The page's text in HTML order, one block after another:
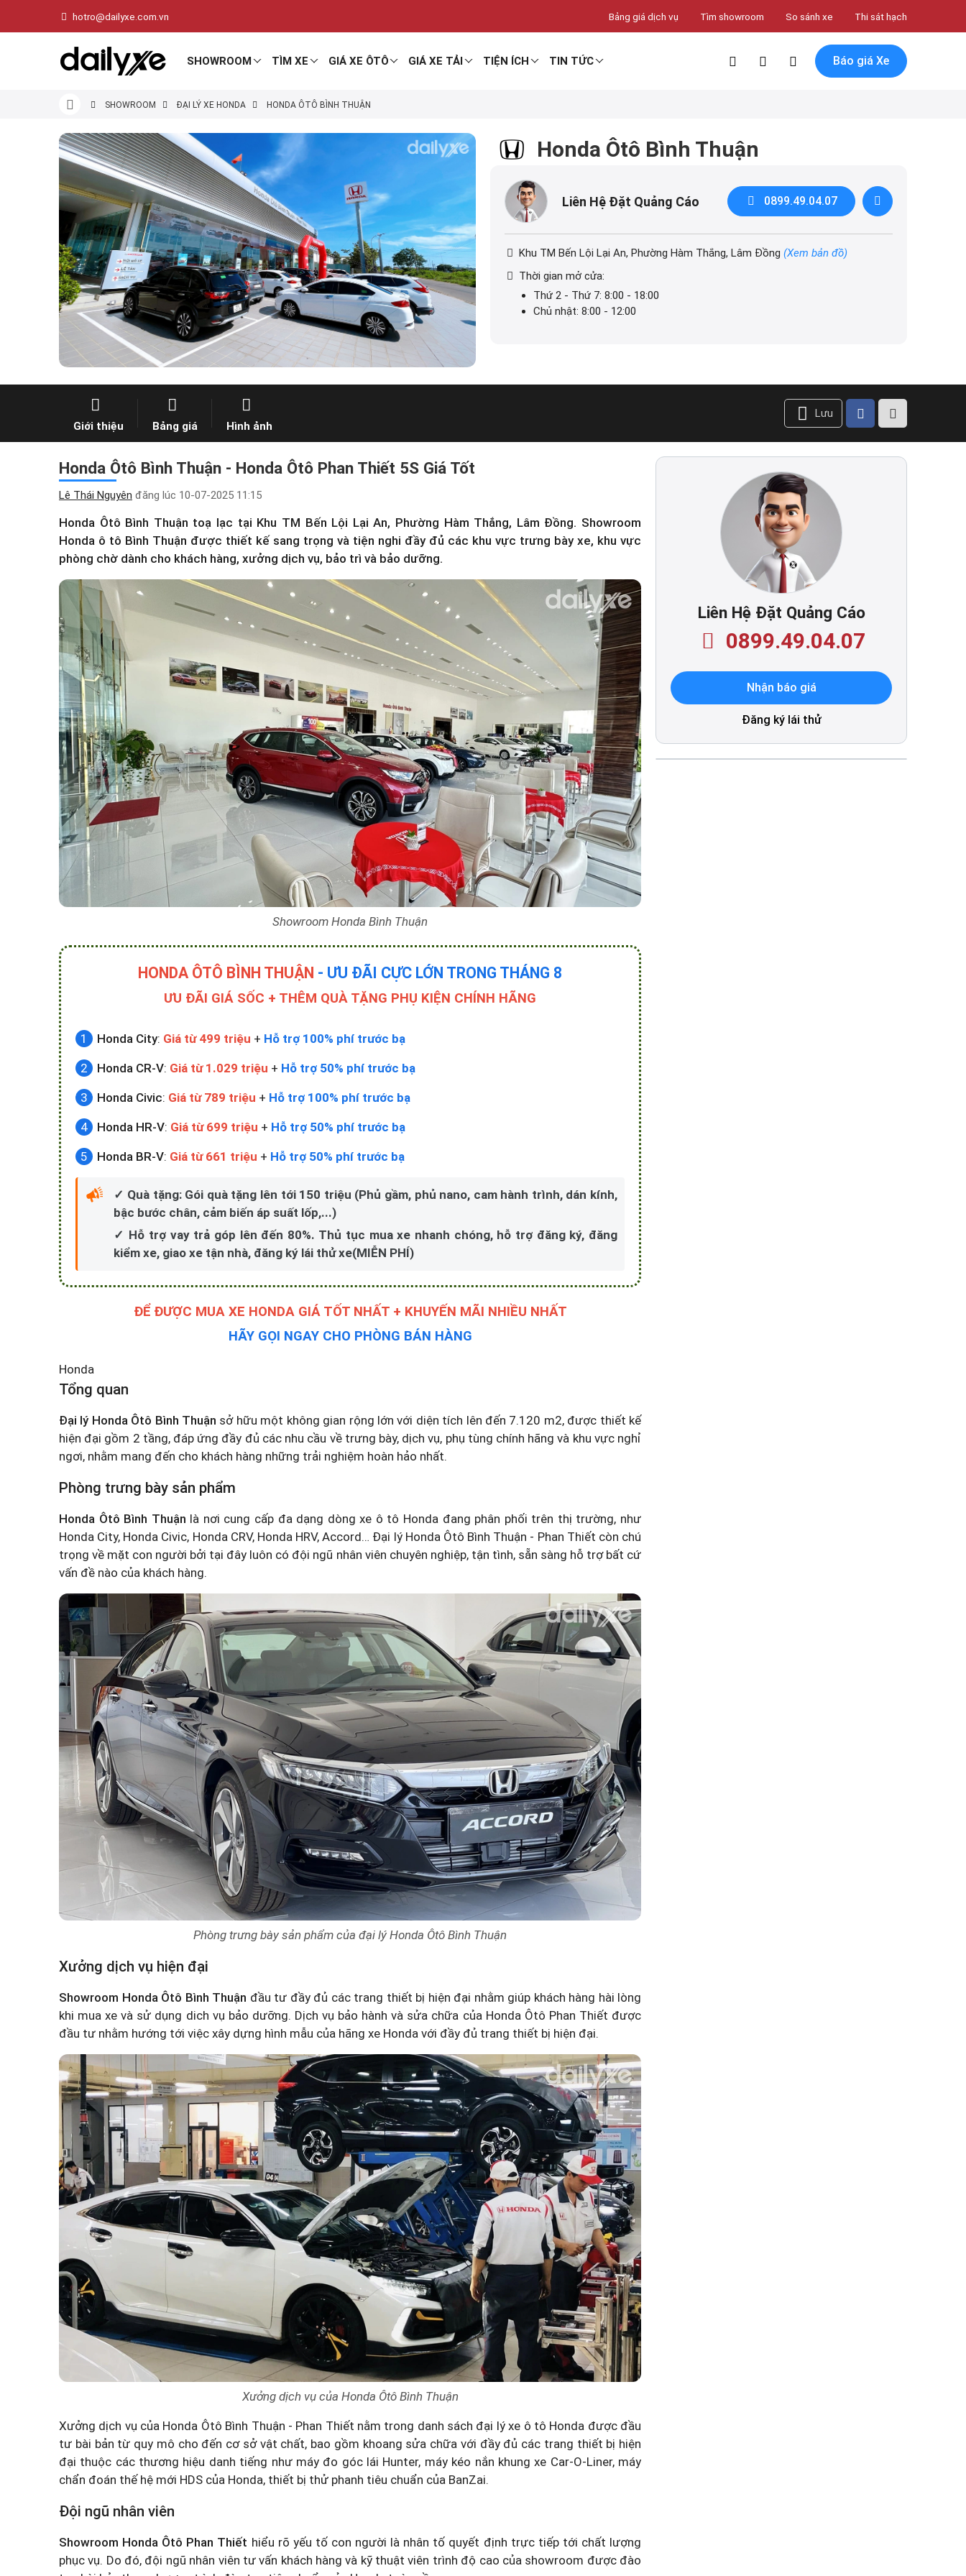
hotro@dailyxe.com.vn Bảng giá dịch vụ Tìm showroom So sánh xe Thi sát hạch
SHOWROOM TÌM XE GIÁ XE ÔTÔ GIÁ XE TẢI TIỆN ÍCH TIN TỨC Báo giá Xe
SHOWROOM ĐẠI LÝ XE HONDA HONDA ÔTÔ BÌNH THUẬN
Honda Ôtô Bình Thuận
Liên Hệ Đặt Quảng Cáo 0899.49.04.07
Khu TM Bến Lội Lại An, Phường Hàm Thắng, Lâm Đồng (Xem bản đồ)
Thời gian mở cửa:
Thứ 2 - Thứ 7: 8:00 - 18:00
Chủ nhật: 8:00 - 12:00
Giới thiệu Bảng giá Hình ảnh
Lưu
Honda Ôtô Bình Thuận - Honda Ôtô Phan Thiết 5S Giá Tốt
Lê Thái Nguyên đăng lúc 10-07-2025 11:15
Honda Ôtô Bình Thuận toạ lạc tại Khu TM Bến Lội Lại An, Phường Hàm Thắng, Lâm Đồng. Showroom
Honda ô tô Bình Thuận được thiết kế sang trọng và tiện nghi đầy đủ các khu vực trưng bày xe, khu vực
phòng chờ dành cho khách hàng, xưởng dịch vụ, bảo trì và bảo dưỡng.
Showroom Honda Bình Thuận
HONDA ÔTÔ BÌNH THUẬN - ƯU ĐÃI CỰC LỚN TRONG THÁNG 8
ƯU ĐÃI GIÁ SỐC + THÊM QUÀ TẶNG PHỤ KIỆN CHÍNH HÃNG
Honda City: Giá từ 499 triệu + Hỗ trợ 100% phí trước bạ
Honda CR-V: Giá từ 1.029 triệu + Hỗ trợ 50% phí trước bạ
Honda Civic: Giá từ 789 triệu + Hỗ trợ 100% phí trước bạ
Honda HR-V: Giá từ 699 triệu + Hỗ trợ 50% phí trước bạ
Honda BR-V: Giá từ 661 triệu + Hỗ trợ 50% phí trước bạ
✓ Quà tặng: Gói quà tặng lên tới 150 triệu (Phủ gầm, phủ nano, cam hành trình, dán kính,
bậc bước chân, cảm biến áp suất lốp,...)
✓ Hỗ trợ vay trả góp lên đến 80%. Thủ tục mua xe nhanh chóng, hỗ trợ đăng ký, đăng
kiểm xe, giao xe tận nhà, đăng ký lái thử xe(MIỄN PHÍ)
ĐỂ ĐƯỢC MUA XE HONDA GIÁ TỐT NHẤT + KHUYẾN MÃI NHIỀU NHẤT
HÃY GỌI NGAY CHO PHÒNG BÁN HÀNG
Honda
Tổng quan
Đại lý Honda Ôtô Bình Thuận sở hữu một không gian rộng lớn với diện tích lên đến 7.120 m2, được thiết kế
hiện đại gồm 2 tầng, đáp ứng đầy đủ các nhu cầu về trưng bày, dịch vụ, phụ tùng chính hãng và khu vực nghỉ
ngơi, nhằm mang đến cho khách hàng những trải nghiệm hoàn hảo nhất.
Phòng trưng bày sản phẩm
Honda Ôtô Bình Thuận là nơi cung cấp đa dạng dòng xe ô tô Honda đang phân phối trên thị trường, như
Honda City, Honda Civic, Honda CRV, Honda HRV, Accord… Đại lý Honda Ôtô Bình Thuận - Phan Thiết còn chú
trọng về mặt con người bởi tại đây luôn có đội ngũ nhân viên chuyên nghiệp, tận tình, sẵn sàng hỗ trợ bất cứ
vấn đề nào của khách hàng.
Phòng trưng bày sản phẩm của đại lý Honda Ôtô Bình Thuận
Xưởng dịch vụ hiện đại
Showroom Honda Ôtô Bình Thuận đầu tư đầy đủ các trang thiết bị hiện đại nhằm giúp khách hàng hài lòng
khi mua xe và sử dụng dich vụ bảo dưỡng. Dịch vụ bảo hành và sửa chữa của Honda Ôtô Phan Thiết được
đầu tư nhằm hướng tới việc xây dựng hình mẫu của hãng xe Honda với đầy đủ trang thiết bị hiện đại.
Xưởng dịch vụ của Honda Ôtô Bình Thuận
Xưởng dịch vụ của Honda Ôtô Bình Thuận - Phan Thiết nằm trong danh sách đại lý xe ô tô Honda được đầu
tư bài bản từ quy mô cho đến cơ sở vật chất, bao gồm khoang sửa chữa với đầy đủ các trang thiết bị hiện
đại thuộc các thương hiệu danh tiếng như máy đo góc lái Hunter, máy kéo nắn khung xe Car-O-Liner, máy
chẩn đoán thế hệ mới HDS của Honda, thiết bị thử phanh tiêu chuẩn của BanZai.
Đội ngũ nhân viên
Showroom Honda Ôtô Phan Thiết hiểu rõ yếu tố con người là nhân tố quyết định trực tiếp tới chất lượng
phục vụ. Do đó, đội ngũ nhân viên tư vấn khách hàng và kỹ thuật viên trình độ cao của showroom được đào
Liên Hệ Đặt Quảng Cáo
0899.49.04.07
Nhận báo giá
Đăng ký lái thử